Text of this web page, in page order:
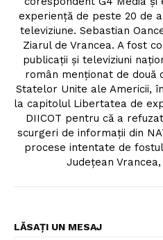
experiență de peste 20 de
televiziune. Sebastian
Ziarul de Vrancea. A fost
publicații și televiziuni
român menționat de două
Statelor Unite ale Americii,
la capitolul Libertatea de
DIICOT pentru că a
scurgeri de informații din
procese intentate de
Județean
LĂSAȚI UN MESAJ